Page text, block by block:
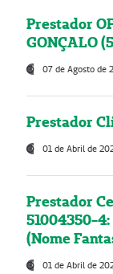
Prestador
GONÇALO
07 de Agosto de
Prestador
01 de Abril de
Prestador
51004350-
(Nome
01 de Abril de